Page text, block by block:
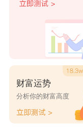
铜钱
哈利
阿福
前程
财富运势
分析你的财富高度